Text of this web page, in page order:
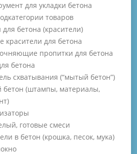
для укладки бетона
товаров
бетона (красители)
красители для бетона
пропитки для бетона
бетона
схватывания (“мытый бетон”)
бетон (штампы, материалы,
готовые смеси
в бетон (крошка, песок, мука)